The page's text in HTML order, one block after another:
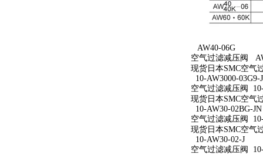
AW40-06G
空气过滤减压阀
现货日本SMC空气
10-AW3000-03G9-
空气过滤减压阀
现货日本SMC空气
10-AW30-02BG-JN
空气过滤减压阀
现货日本SMC空气
10-AW30-02-J
空气过滤减压阀